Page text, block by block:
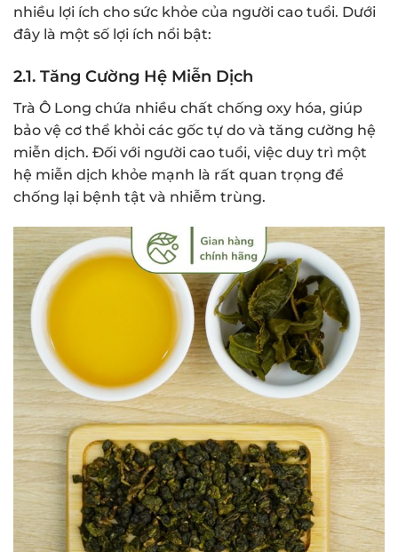
nhiều lợi ích cho sức khỏe của người cao tuổi. Dưới
đây là một số lợi ích nổi bật:
2.1. Tăng Cường Hệ Miễn Dịch
Trà Ô Long chứa nhiều chất chống oxy hóa, giúp
bảo vệ cơ thể khỏi các gốc tự do và tăng cường hệ
miễn dịch. Đối với người cao tuổi, việc duy trì một
hệ miễn dịch khỏe mạnh là rất quan trọng để
chống lại bệnh tật và nhiễm trùng.